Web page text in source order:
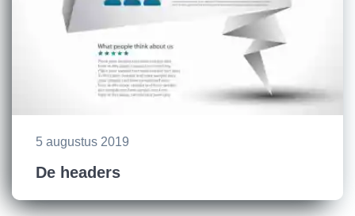
5 augustus 2019
De headers